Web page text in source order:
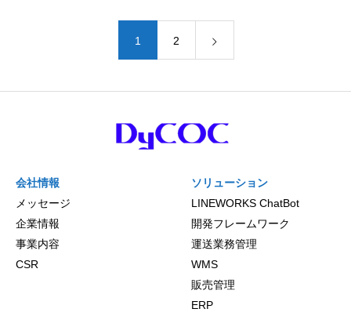
1 2
会社情報
メッセージ
企業情報
事業内容
CSR
ソリューション
LINEWORKS ChatBot
開発フレームワーク
運送業務管理
WMS
販売管理
ERP